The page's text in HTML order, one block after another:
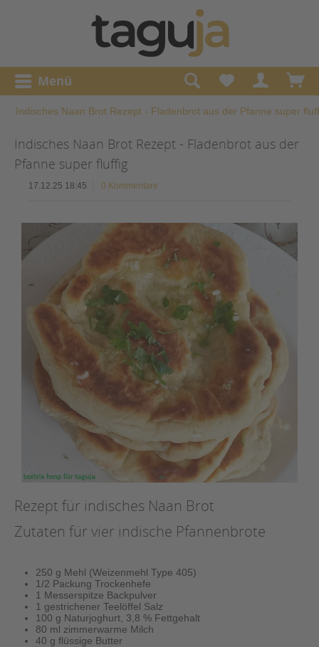
Menü
Indisches Naan Brot Rezept - Fladenbrot aus der Pfanne super
Indisches Naan Brot Rezept - Fladenbrot aus der
Pfanne super fluffig
17.12.25 18:45 0 Kommentare
Rezept für indisches Naan Brot
Zutaten für vier indische Pfannenbrote
250 g Mehl (Weizenmehl Type 405)
1/2 Packung Trockenhefe
1 Messerspitze Backpulver
1 gestrichener Teelöffel Salz
100 g Naturjoghurt, 3,8 % Fettgehalt
80 ml zimmerwarme Milch
40 g flüssige Butter